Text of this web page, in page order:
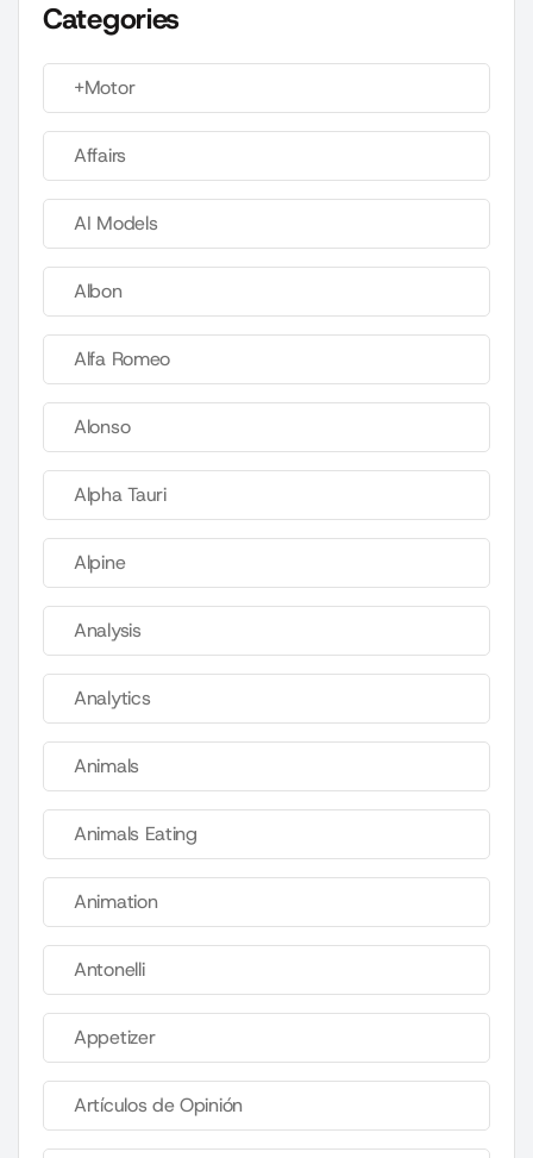
Categories
+Motor
Affairs
AI Models
Albon
Alfa Romeo
Alonso
Alpha Tauri
Alpine
Analysis
Analytics
Animals
Animals Eating
Animation
Antonelli
Appetizer
Artículos de Opinión